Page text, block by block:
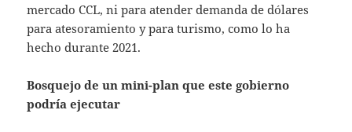
mercado CCL, ni para atender demanda de dólares
para atesoramiento y para turismo, como lo ha
hecho durante 2021.
Bosquejo de un mini-plan que este gobierno
podría ejecutar